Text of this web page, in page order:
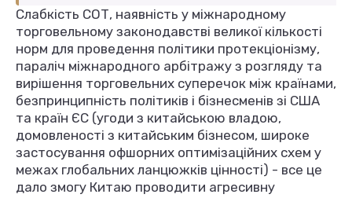
Слабкість СОТ, наявність у міжнародному
торговельному законодавстві великої кількості
норм для проведення політики протекціонізму,
параліч міжнародного арбітражу з розгляду та
вирішення торговельних суперечок між країнами,
безпринципність політиків і бізнесменів зі США
та країн ЄС (угоди з китайською владою,
домовленості з китайським бізнесом, широке
застосування офшорних оптимізаційних схем у
межах глобальних ланцюжків цінності) - все це
дало змогу Китаю проводити агресивну